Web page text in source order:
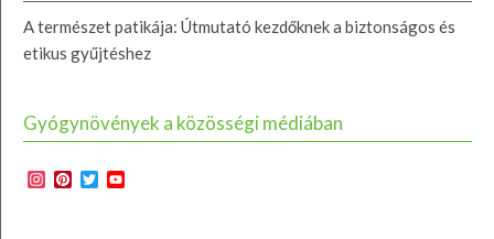
A természet patikája: Útmutató kezdőknek a biztonságos és
etikus gyűjtéshez
Gyógynövények a közösségi médiában
Instagram
Pinterest
Twitter